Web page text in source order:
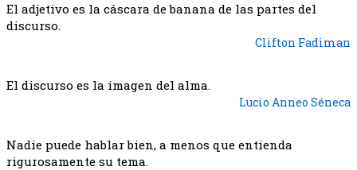
El adjetivo es la cáscara de banana de las partes del
discurso.
Clifton Fadiman
El discurso es la imagen del alma.
Lucio Anneo Séneca
Nadie puede hablar bien, a menos que entienda
rigurosamente su tema.